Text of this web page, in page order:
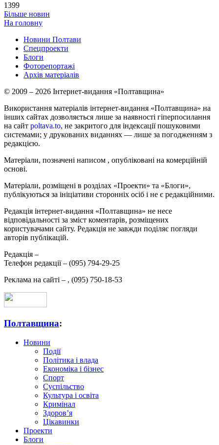
1399
Більше новин
На головну
Новини Полтави
Спецпроекти
Блоги
Фоторепортажі
Архів матеріалів
© 2009 – 2026 Інтернет-видання «Полтавщина»
Використання матеріалів інтернет-видання «Полтавщина» на
інших сайтах дозволяється лише за наявності гіперпосилання
на сайт poltava.to, не закритого для індексації пошуковими
системами; у друкованих виданнях — лише за погодженням з
редакцією.
Матеріали, позначені написом , опубліковані на комерційній
основі.
Матеріали, розміщені в розділах «Проекти» та «Блоги»,
публікуються за ініціативи сторонніх осіб і не є редакційними.
Редакція інтернет-видання «Полтавщина» не несе
відповідальності за зміст коментарів, розміщених
користувачами сайту. Редакція не завжди поділяє погляди
авторів публікацій.
Редакція –
Телефон редакції – (095) 794-29-25
Реклама на сайті – , (095) 750-18-53
Полтавщина:
Новини
Події
Політика і влада
Економіка і бізнес
Спорт
Суспільство
Культура і освіта
Кримінал
Здоров’я
Цікавинки
Проекти
Блоги